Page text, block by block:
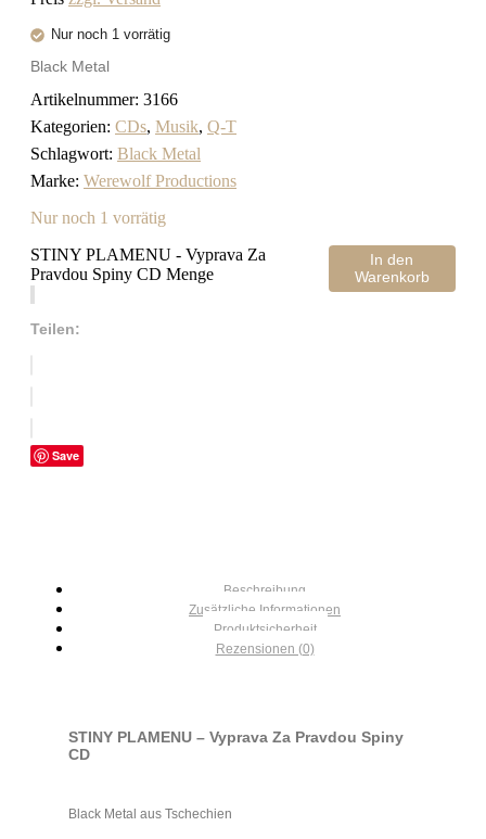
Nur noch 1 vorrätig
Black Metal
Artikelnummer: 3166
Kategorien: CDs, Musik, Q-T
Schlagwort: Black Metal
Marke: Werewolf Productions
Nur noch 1 vorrätig
STINY PLAMENU - Vyprava Za
Pravdou Spiny CD Menge
In den
Warenkorb
Teilen:
Save
Beschreibung
Zusätzliche Informationen
Produktsicherheit
Rezensionen (0)
STINY PLAMENU – Vyprava Za Pravdou Spiny
CD
Black Metal aus Tschechien